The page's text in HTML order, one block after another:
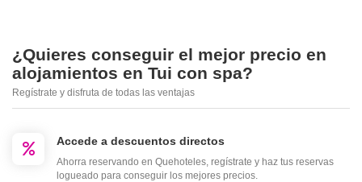
¿Quieres conseguir el mejor precio en
alojamientos en Tui con spa?
Regístrate y disfruta de todas las ventajas
Accede a descuentos directos
Ahorra reservando en Quehoteles, regístrate y haz tus reservas
logueado para conseguir los mejores precios.